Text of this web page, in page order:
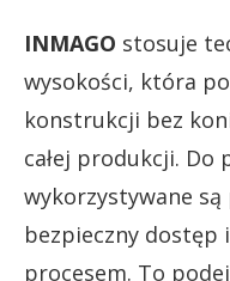
INMAGO stosuje
wysokości, która
konstrukcji bez
całej produkcji. Do
wykorzystywane
bezpieczny dostęp
procesem. To